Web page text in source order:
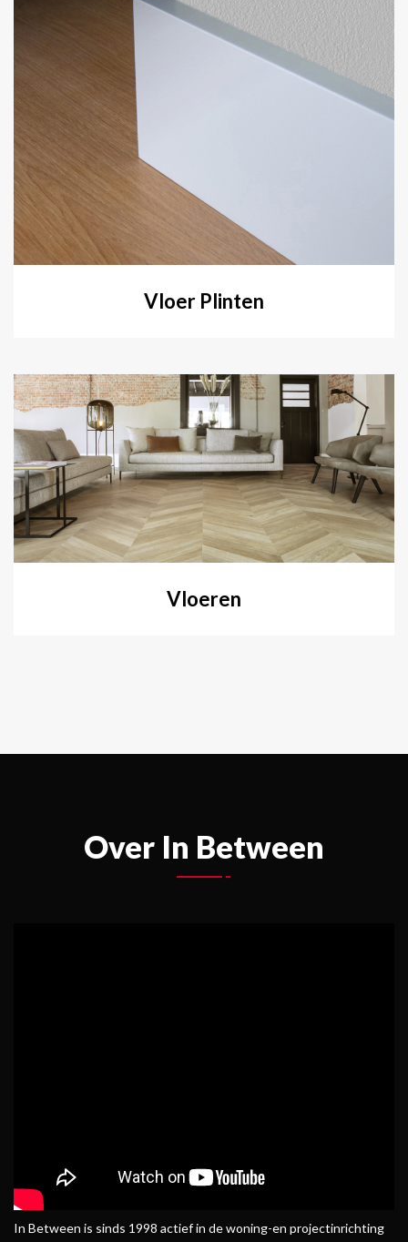
Vloer Plinten
Vloeren
Over In Between
In Between is sinds 1998 actief in de woning-en projectinrichting